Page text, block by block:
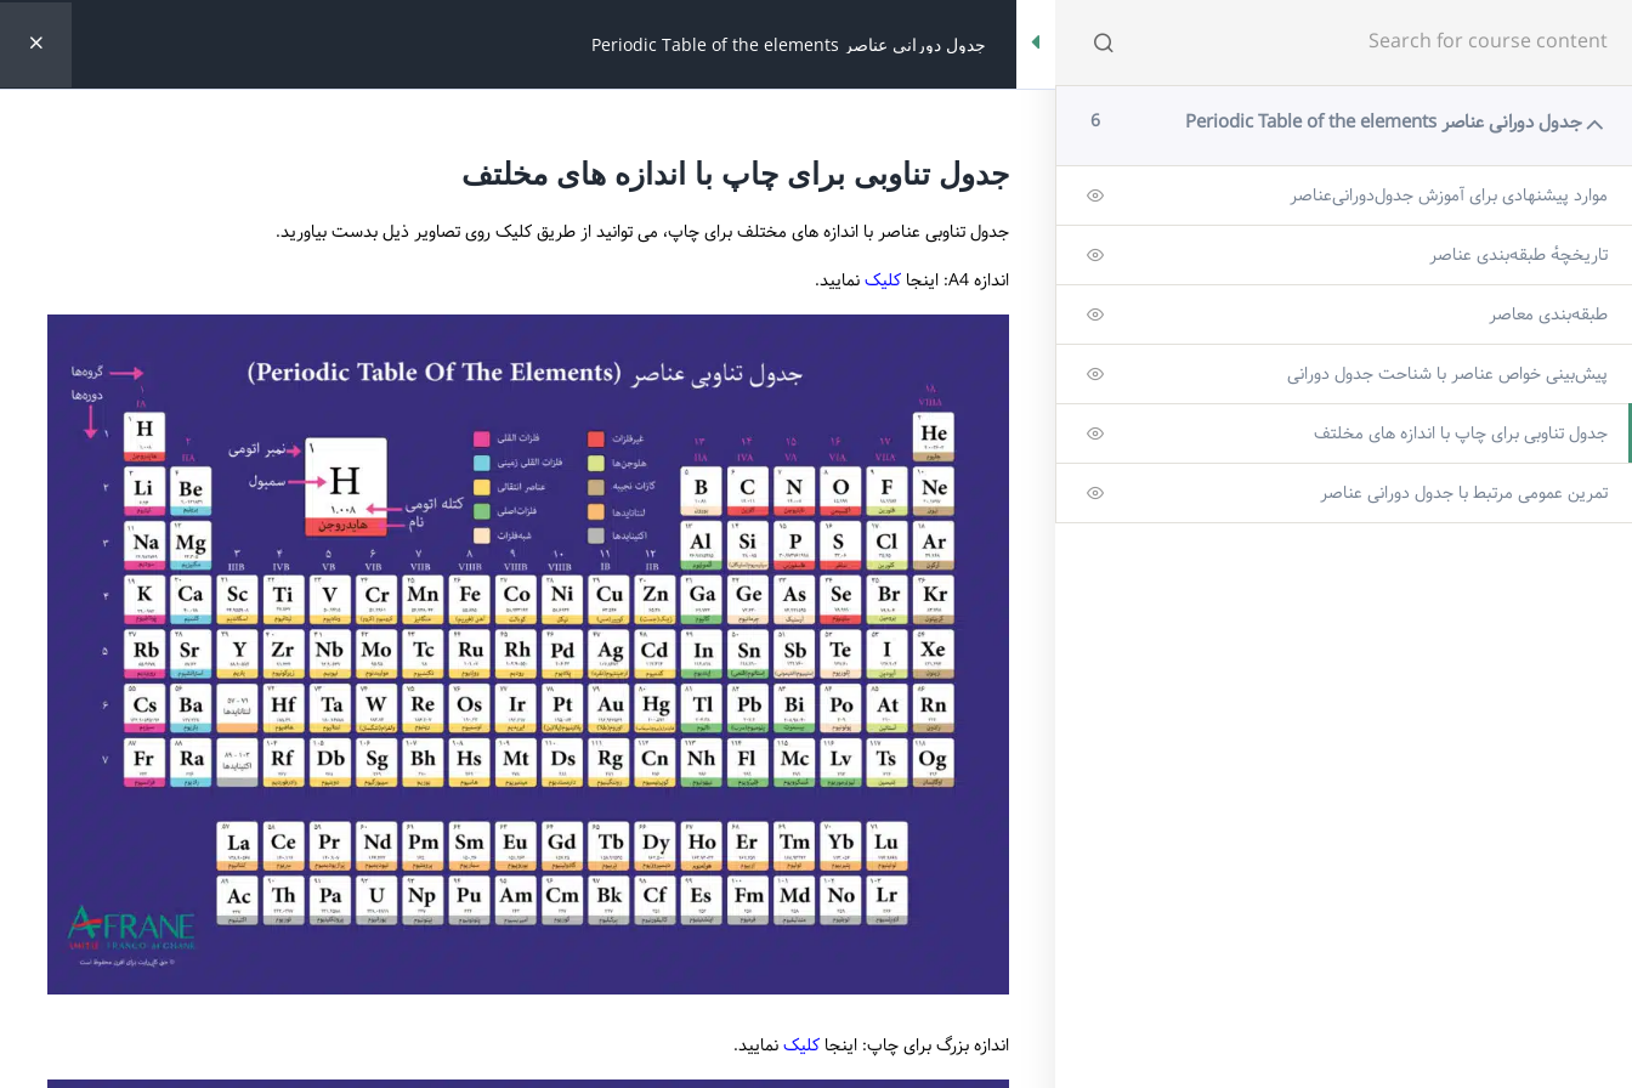
فهرست درسها درباره ما با ما تماس بگیرید انجمن پښتو
جدول دورانی عناصر Periodic Table of the
elements
Homepage صنوف دهم الی دوازدهم جدول دورانی عناصر Periodic Table of the elements
جدول دورانی عناصر Periodic Table of the elements
جدول دورانی عناصر Periodic Table of the elements 6
موارد پیشنهادی برای آموزش جدول‌دورانی‌عناصر
تاریخچهٔ طبقه‌بندی عناصر
طبقه‌بندی معاصر
پیش‌بینی خواص عناصر با شناحت جدول دورانی
جدول تناوبی برای چاپ با اندازه های مخلتف
تمرین عمومی مرتبط با جدول دورانی عناصر
جدول تناوبی برای چاپ با اندازه های مخلتف
جدول تناوبی عناصر با اندازه های مختلف برای چاپ، می توانید از طریق کلیک روی تصاویر ذیل بدست بیاورید.
اندازه A4:
اینجاکلیکنمایید.
اندازه بزرگ برای چاپ: اینجاکلیکنمایید.
سایر منابع
صنوف اول الی سوم
معلومات مفید